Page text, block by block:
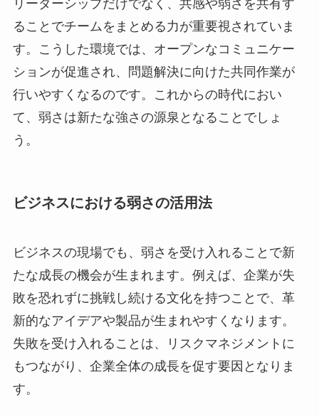
リーダーシップだけでなく、共感や弱さを共有す
ることでチームをまとめる力が重要視されていま
す。こうした環境では、オープンなコミュニケー
ションが促進され、問題解決に向けた共同作業が
行いやすくなるのです。これからの時代におい
て、弱さは新たな強さの源泉となることでしょ
う。
ビジネスにおける弱さの活用法
ビジネスの現場でも、弱さを受け入れることで新
たな成長の機会が生まれます。例えば、企業が失
敗を恐れずに挑戦し続ける文化を持つことで、革
新的なアイデアや製品が生まれやすくなります。
失敗を受け入れることは、リスクマネジメントに
もつながり、企業全体の成長を促す要因となりま
す。